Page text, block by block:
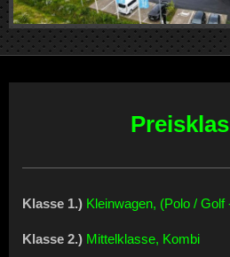
Klasse 1.) Kleinwagen, (Polo / Golf
Klasse 2.) Mittelklasse, Kombi